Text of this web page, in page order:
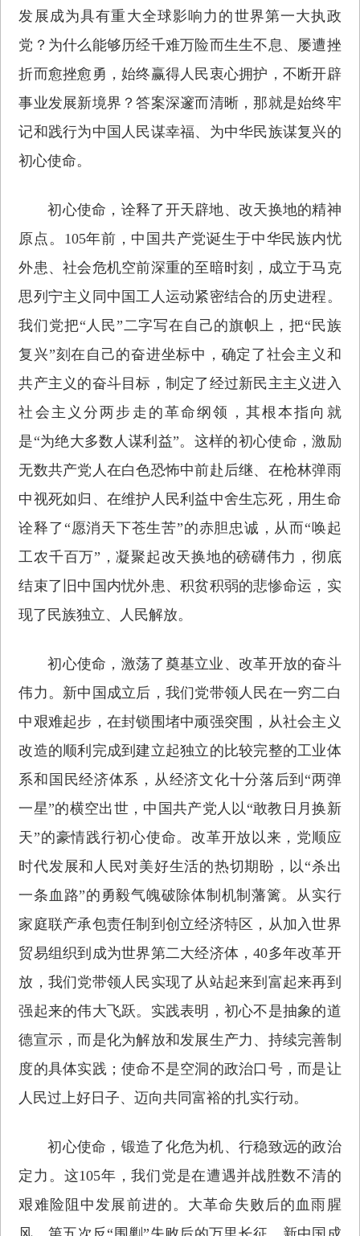
发展成为具有重大全球影响力的世界第一大执政
党？为什么能够历经千难万险而生生不息、屡遭挫
折而愈挫愈勇，始终赢得人民衷心拥护，不断开辟
事业发展新境界？答案深邃而清晰，那就是始终牢
记和践行为中国人民谋幸福、为中华民族谋复兴的
初心使命。
初心使命，诠释了开天辟地、改天换地的精神
原点。105年前，中国共产党诞生于中华民族内忧
外患、社会危机空前深重的至暗时刻，成立于马克
思列宁主义同中国工人运动紧密结合的历史进程。
我们党把“人民”二字写在自己的旗帜上，把“民族
复兴”刻在自己的奋进坐标中，确定了社会主义和
共产主义的奋斗目标，制定了经过新民主主义进入
社会主义分两步走的革命纲领，其根本指向就
是“为绝大多数人谋利益”。这样的初心使命，激励
无数共产党人在白色恐怖中前赴后继、在枪林弹雨
中视死如归、在维护人民利益中舍生忘死，用生命
诠释了“愿消天下苍生苦”的赤胆忠诚，从而“唤起
工农千百万”，凝聚起改天换地的磅礴伟力，彻底
结束了旧中国内忧外患、积贫积弱的悲惨命运，实
现了民族独立、人民解放。
初心使命，激荡了奠基立业、改革开放的奋斗
伟力。新中国成立后，我们党带领人民在一穷二白
中艰难起步，在封锁围堵中顽强突围，从社会主义
改造的顺利完成到建立起独立的比较完整的工业体
系和国民经济体系，从经济文化十分落后到“两弹
一星”的横空出世，中国共产党人以“敢教日月换新
天”的豪情践行初心使命。改革开放以来，党顺应
时代发展和人民对美好生活的热切期盼，以“杀出
一条血路”的勇毅气魄破除体制机制藩篱。从实行
家庭联产承包责任制到创立经济特区，从加入世界
贸易组织到成为世界第二大经济体，40多年改革开
放，我们党带领人民实现了从站起来到富起来再到
强起来的伟大飞跃。实践表明，初心不是抽象的道
德宣示，而是化为解放和发展生产力、持续完善制
度的具体实践；使命不是空洞的政治口号，而是让
人民过上好日子、迈向共同富裕的扎实行动。
初心使命，锻造了化危为机、行稳致远的政治
定力。这105年，我们党是在遭遇并战胜数不清的
艰难险阻中发展前进的。大革命失败后的血雨腥